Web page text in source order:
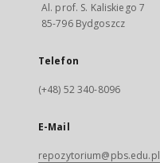
Al. prof. S. Kaliskiego 7
85-796 Bydgoszcz
Telefon
(+48) 52 340-8096
E-Mail
repozytorium@pbs.edu.pl